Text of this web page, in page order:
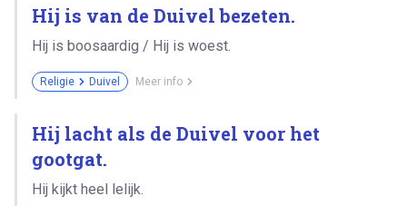
Hij is van de Duivel bezeten.
Hij is boosaardig / Hij is woest.
Religie Duivel Meer info
Hij lacht als de Duivel voor het
gootgat.
Hij kijkt heel lelijk.